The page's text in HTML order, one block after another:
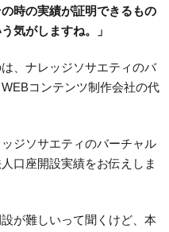
時の実績が証明できるもの
気がしますね。」
、ナレッジソサエティのバ
コンテンツ制作会社の代
ジソサエティのバーチャル
口座開設実績をお伝えしま
が難しいって聞くけど、本